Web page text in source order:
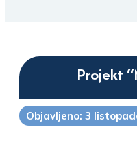
Projekt
Objavljeno: 3